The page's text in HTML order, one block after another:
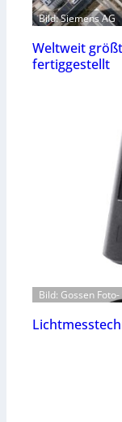
Bild: Siemens AG
Weltweit
fertiggestellt
Bild: Gossen